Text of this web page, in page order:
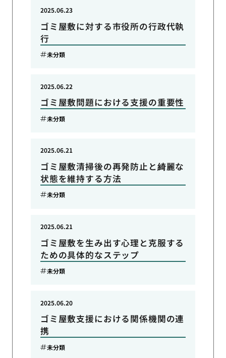
ゴミ屋敷に対する市役所の行政代執
行
2025.06.23
未分類
ゴミ屋敷問題における支援の重要性
2025.06.22
未分類
ゴミ屋敷清掃後の再発防止と綺麗な
状態を維持する方法
2025.06.21
未分類
ゴミ屋敷を生み出す心理と克服する
ための具体的なステップ
2025.06.21
未分類
ゴミ屋敷支援における関係機関の連
携
2025.06.20
未分類